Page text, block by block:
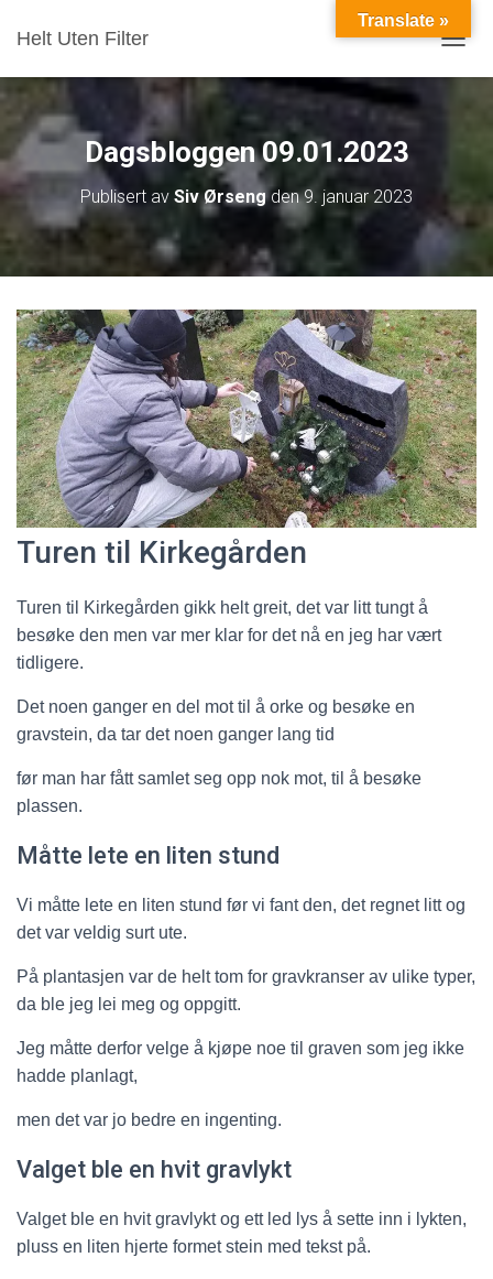
Helt Uten Filter
Dagsbloggen 09.01.2023
Publisert av Siv Ørsengden9. januar 2023
Turen til Kirkegården
Turen til Kirkegården gikk helt greit, det var litt tungt å
besøke den men var mer klar for det nå en jeg har vært
tidligere.
Det noen ganger en del mot til å orke og besøke en
gravstein, da tar det noen ganger lang tid
før man har fått samlet seg opp nok mot, til å besøke
plassen.
Måtte lete en liten stund
Vi måtte lete en liten stund før vi fant den, det regnet litt og
det var veldig surt ute.
På plantasjen var de helt tom for gravkranser av ulike typer,
da ble jeg lei meg og oppgitt.
Jeg måtte derfor velge å kjøpe noe til graven som jeg ikke
hadde planlagt,
men det var jo bedre en ingenting.
Valget ble en hvit gravlykt
Valget ble en hvit gravlykt og ett led lys å sette inn i lykten,
pluss en liten hjerte formet stein med tekst på.
Translate »